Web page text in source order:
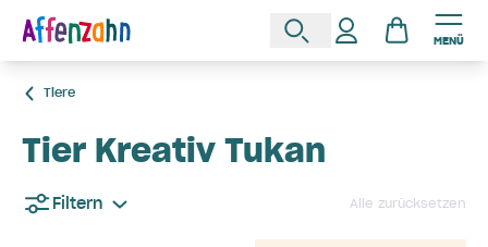
MENÜ
Tiere
Tier Kreativ Tukan
Filtern Alle zurücksetzen